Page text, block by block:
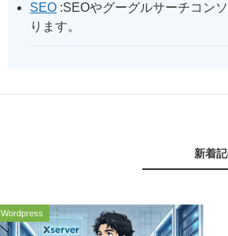
SEO :SEOやグーグルサーチコン
ります。
新着
Wordpress